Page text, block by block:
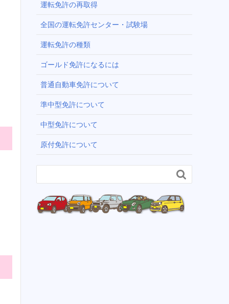
運転免許の再取得
全国の運転免許センター・試験場
運転免許の種類
ゴールド免許になるには
普通自動車免許について
準中型免許について
中型免許について
原付免許について
